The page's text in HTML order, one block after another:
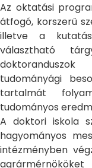
Az oktatási
átfogó, korszerű
illetve a
választható
tudományági
tartalmát
tudományos
A doktori iskola
hagyományos
intézményben